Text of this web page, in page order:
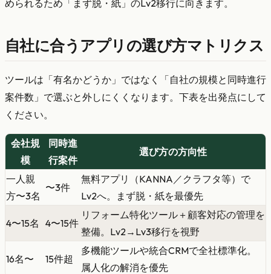
められるため「まず脱・紙」のLv2移行に向きます。
自社に合うアプリの選び方マトリクス
ツールは「有名かどうか」ではなく「自社の規模と同時進行
案件数」で選ぶと外しにくくなります。下表を出発点にして
ください。
会社規
模
同時進
行案件
選び方の方向性
一人親
方〜3名
〜3件
無料アプリ（KANNA／クラフタ等）で
Lv2へ。まず脱・紙を最優先
4〜15名 4〜15件
リフォーム特化ツール＋顧客対応の管理を
整備。Lv2→Lv3移行を視野
16名〜 15件超
多機能ツールや統合CRMで全社標準化。
属人化の解消を優先